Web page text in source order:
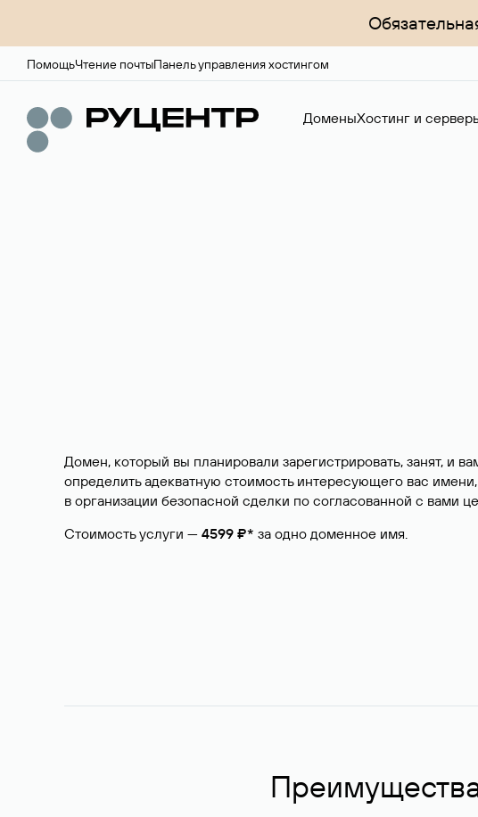
ПомощьЧтение почтыПанель управления хостингом
ДоменыХостинг и
Домен, который вы планировали зарегистрировать, занят, и
определить адекватную стоимость интересующего вас
в организации безопасной сделки по согласованной с вами
Стоимость услуги — 4599 ₽* за одно доменное имя.